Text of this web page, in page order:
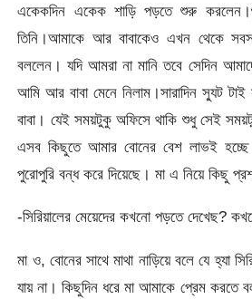
একেকদিন একেক শাড়ি পড়তে শুরু
তিনি।আমাকে আর বাবাকেও এখন থেকে
বললেন। যদি আমরা না মানি তবে সেদিন
আমি আর বাবা মেনে নিলাম।সারাদিন স্যুট
বাবা। যেই সময়টুকু অফিসে থাকি শুধু সেই
এসব কিছুতে আমার বোনের বেশ লাভই
পুরোপুরি বন্ধ করে দিয়েছে। মা এ নিয়ে কিছু
-সিরিয়ালের মেয়েদের কখনো পড়তে দেখেছ?
মা ও, বোনের সাথে মাথা নাড়িয়ে বলে যে হ্যা
যায় না। কিছুদিন ধরে মা আমাকে প্রেম করতে